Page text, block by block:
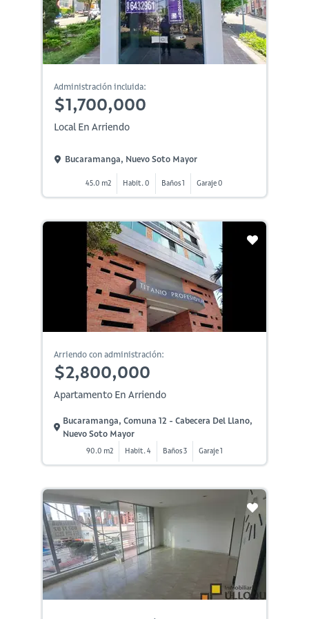
Administración incluida:
$1,700,000
Local En Arriendo
Bucaramanga, Nuevo Soto Mayor
45.0 m2 Habit. 0 Baños 1 Garaje 0
Arriendo con administración:
$2,800,000
Apartamento En Arriendo
Bucaramanga, Comuna 12 - Cabecera Del Llano,
Nuevo Soto Mayor
90.0 m2 Habit. 4 Baños 3 Garaje 1